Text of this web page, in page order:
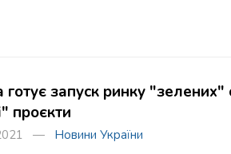
готує запуск ринку
проєкти
2021 — Новини України